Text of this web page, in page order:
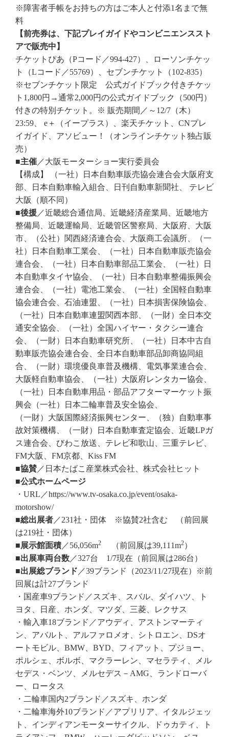
※障害者手帳をお持ちの方はご本人と付添1名まで無
料
【前売券は、下記プレイガイドやコンビニエンススト
アで販売中】
チケットぴあ（Pコード／994-427）、ローソンチケッ
ト（Lコード／55769）、セブンチケット（102-835）
※セブンチケット限定 公式ガイドブック付きチケッ
ト1,800円→通常2,000円の公式ガイドブック（500円）
付きの特別チケット。※ 販売期間／～12/7（木）
23:59、 e＋（イープラス）、楽天チケット、CNプレ
イガイド、アソビュー！（オンラインチケット独占販
売）
■主催 ／大阪モーターショー実行委員会
【構成】 （一社）日本自動車販売協会連合会大阪府支
部、日本自動車輸入組合、日刊自動車新聞社、 テレビ
大阪（順不同）
■後援 ／近畿総合通信局、近畿経済産業局、近畿地方
整備局、近畿運輸局、近畿管区警察局、大阪府、大阪
市、（公社）関西経済連合会、大阪商工会議所、（一
社）日本自動車工業会、（一社）日本自動車販売協会
連合会、（一社）日本自動車部品工業会、（一社）日
本自動車タイヤ協会、（一社）日本自動車整備振興会
連合会、（一社）電池工業会、（一社）全国軽自動車
協会連合会、石油連盟、（一社）日本損害保険協会、
（一社）日本自動車連盟関西本部、（一財）全日本交
通安全協会、（一社）全国ハイヤー・タクシー連合
会、（一財）日本自動車研究所、（一社）日本中古自
動車販売協会連合会、全日本自動車部品卸商協同組
合、（一財）環境優良車普及機構、電気事業連合会、
大阪軽自動車協会、（一社）大阪府レンタカー協会、
（一社）日本自動車用品・部品アフターマーケット振
興会（一社）日本二輪車普及安全協会、
（一財）大阪国際経済振興センター、（独）自動車事
故対策機構、（一財）日本自動車査定協会、近畿LPガ
ス連合会、びわこ放送、テレビ和歌山、三重テレビ、
FM大阪、FM京都、Kiss FM
■協賛 ／日本たばこ産業株式会社、株式会社ヒット
■公式ホームページ
・URL／https://www.tv-osaka.co.jp/event/osaka-
motorshow/
■総出展者 ／231社・団体 ※協賛2社含む （前回展
は219社・団体）
■展示館面積 ／56,056m2 （前回展は39,111m2）
■出展車両台数 ／327台 1/7現在（前回展は286台）
■出展総ブランド ／39ブランド（2023/11/27現在）※前
回展は計27ブランド
・国産車9ブランド／スズキ、スバル、ダイハツ、ト
ヨタ、日産、ホンダ、マツダ、三菱、レクサス
・輸入車18ブランド／アウディ、アストンマーティ
ン、アバルト、アルファロメオ、シトロエン、DSオ
ートモビル、BMW、BYD、フィアット、プジョー、
ポルシェ、ボルボ、マクラーレン、マセラティ、メル
セデス・ベンツ、メルセデス－AMG、ランドローバ
ー、ロータス
・二輪車国内2ブランド／スズキ、ホンダ
・二輪車海外10ブランド／アプリリア、イタルジェッ
ト、インディアンモーターサイクル、ドゥカティ、ト